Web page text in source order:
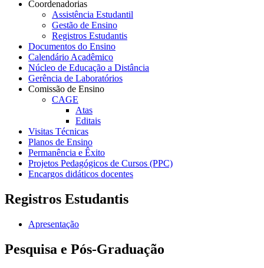
Coordenadorias
Assistência Estudantil
Gestão de Ensino
Registros Estudantis
Documentos do Ensino
Calendário Acadêmico
Núcleo de Educação a Distância
Gerência de Laboratórios
Comissão de Ensino
CAGE
Atas
Editais
Visitas Técnicas
Planos de Ensino
Permanência e Êxito
Projetos Pedagógicos de Cursos (PPC)
Encargos didáticos docentes
Registros Estudantis
Apresentação
Pesquisa e Pós-Graduação